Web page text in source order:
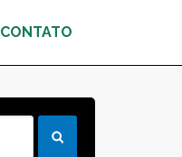
CONTATO